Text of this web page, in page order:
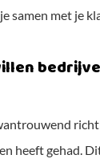
samen met je
heeft gehad.